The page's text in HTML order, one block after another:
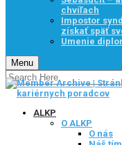
chvíľach
Impostor
získať späť
Umenie
Menu
ALKP
O ALKP
O nás